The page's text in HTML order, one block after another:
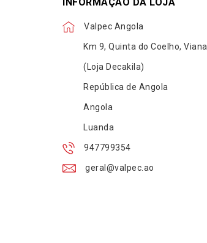
Valpec Angola
Km 9, Quinta do Coelho, Viana
(Loja Decakila)
República de Angola
Angola
Luanda
947799354
geral@valpec.ao